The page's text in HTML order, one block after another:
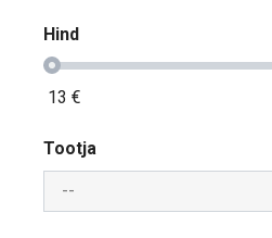
Hind
13 €
Tootja